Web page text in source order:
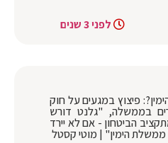
לפני 3 שנים
פיצוץ במגעים על חוק
בממשלה, "גלנט דורש
הביטחון - אם לא יירד
הימין" | מוטי קסטל